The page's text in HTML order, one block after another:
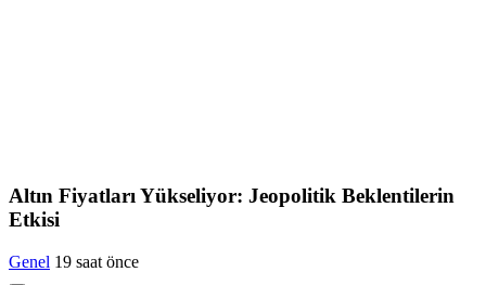
Altın Fiyatları Yükseliyor: Jeopolitik Beklentilerin
Etkisi
Genel 19 saat önce